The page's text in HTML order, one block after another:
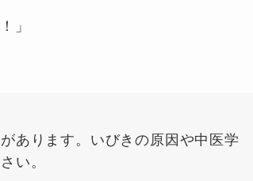
」
あります。いびきの原因や中医学
い。